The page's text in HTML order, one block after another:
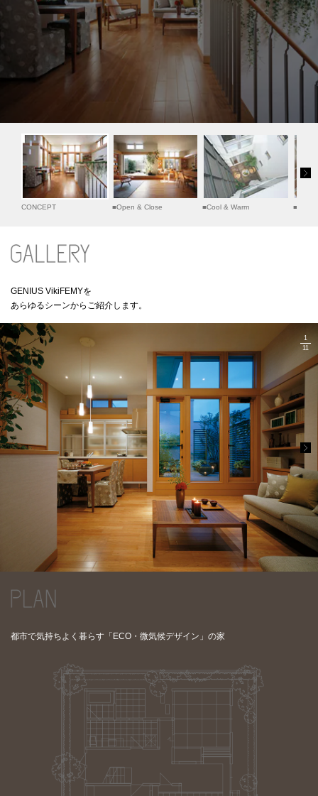
これから住まいをご検討の方
多彩な動画やこだわりが詰まった建築実例、注目の最新情報など、住
まいづくりを楽しく学べるデジタルラウンジです。
ホームラウンジ 新築・戸建て
ミサワゼネラルソリューション
ミサワオーナーズクラブ
中途採用
障がい者採用
ウエルネス事業
海外事業
ミサワアイデンティティ
CONCEPT ■Open & Close ■Cool & Warm ■
GENIUS VikiFEMYを
あらゆるシーンからご紹介します。
1
11
都市で気持ちよく暮らす「ECO・微気候デザイン」の家